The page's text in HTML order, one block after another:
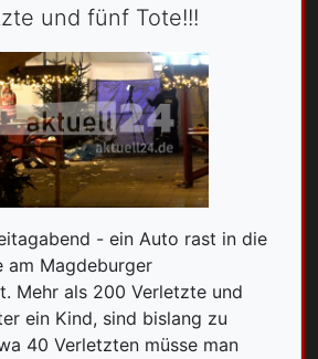
und fünf Tote!!!
- ein Auto rast in die
am Magdeburger
Mehr als 200 Verletzte und
ein Kind, sind bislang zu
40 Verletzten müsse man